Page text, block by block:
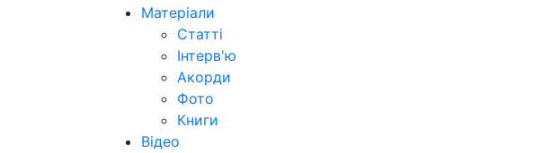
Матеріали
Статті
Інтерв'ю
Акорди
Фото
Книги
Відео